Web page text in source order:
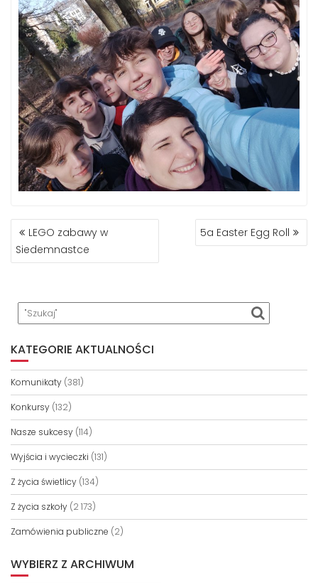
NAWIGACJA
WPISU
LEGO zabawy w
Siedemnastce
5a Easter Egg Roll
KATEGORIE AKTUALNOŚCI
Komunikaty (381)
Konkursy (132)
Nasze sukcesy (114)
Wyjścia i wycieczki (131)
Z życia świetlicy (134)
Z życia szkoły (2 173)
Zamówienia publiczne (2)
WYBIERZ Z ARCHIWUM